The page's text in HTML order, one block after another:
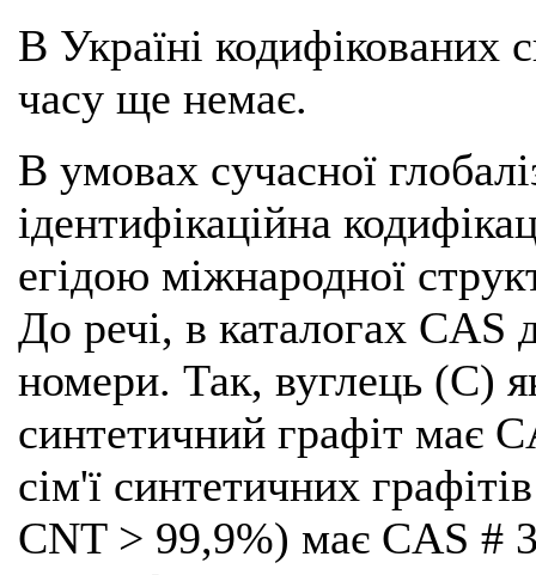
В Україні кодифікованих
часу ще немає.
В умовах сучасної
ідентифікаційна
егідою міжнародної
До речі, в каталогах CAS
номери. Так, вуглець (С)
синтетичний графіт має
сім'ї синтетичних
CNT > 99,9%) має CAS #